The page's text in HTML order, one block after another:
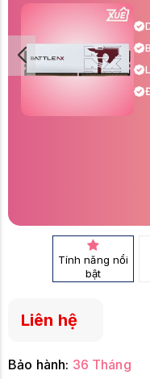
Tính năng nổi
bật
Liên hệ
Bảo hành: 36 Tháng